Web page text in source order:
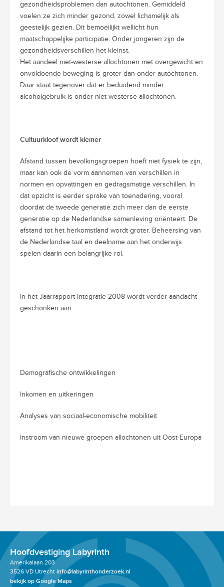
gezondheidsproblemen dan autochtonen. Gemiddeld
voelen ze zich minder gezond, zowel lichamelijk als
geestelijk gezien. Dit bemoeilijkt wellicht hun
maatschappelijke participatie. Onder jongeren zijn de
gezondheidsverschillen het kleinst.
Het aandeel niet-westerse allochtonen met overgewicht en
onvoldoende beweging is groter dan onder autochtonen.
Daar staat tegenover dat er beduidend minder
alcoholgebruik is onder niet-westerse allochtonen.
Cultuurkloof wordt kleiner
Afstand tussen bevolkingsgroepen hoeft niet fysiek te zijn,
maar kan ook de vorm aannemen van verschillen in
normen en opvattingen en gedragsmatige verschillen. In
dat opzicht is eerder sprake van toenadering, vooral
doordat de tweede generatie zich meer dan de eerste
generatie op de Nederlandse samenleving oriënteert. De
afstand tot het herkomstland wordt groter. Beheersing van
de Nederlandse taal en deelname aan het onderwijs
spelen daarin een belangrijke rol.
In het Jaarrapport Integratie 2008 wordt verder aandacht
geschonken aan:
Demografische ontwikkelingen
Inkomen en uitkeringen
Analyses van sociaal-economische mobiliteit
Instroom van nieuwe groepen allochtonen uit Oost-Europa
Hoofdvestiging Labyrinth
Amerikalaan 203
3526 VD Utrecht info@labyrinthonderzoek.nl
bekijk op Google Maps